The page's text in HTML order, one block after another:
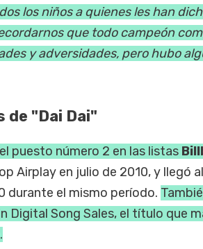
los niños a quienes les han
que todo campeón
y adversidades, pero hubo
de "Dai Dai"
puesto número 2 en las listas
Airplay en julio de 2010, y llegó
durante el mismo período.
Digital Song Sales, el título que